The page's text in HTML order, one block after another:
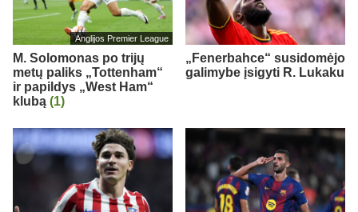
Anglijos Premier League
M. Solomonas po trijų
metų paliks „Tottenham“
ir papildys „West Ham“
klubą (1)
„Fenerbahce“ susidomėjo
galimybe įsigyti R. Lukaku